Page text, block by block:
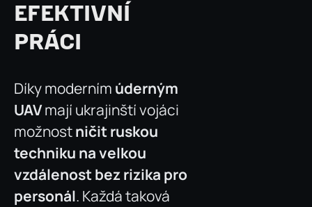
EFEKTIVNÍ
PRÁCI
Díky moderním úderným
UAVmají ukrajinští vojáci
možnostničit ruskou
techniku na velkou
vzdálenost bez rizika pro
personál. Každá taková